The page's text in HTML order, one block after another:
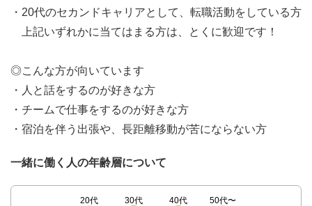
・20代のセカンドキャリアとして、転職活動をしている方
上記いずれかに当てはまる方は、とくに歓迎です！
◎こんな方が向いています
・人と話をするのが好きな方
・チームで仕事をするのが好きな方
・宿泊を伴う出張や、長距離移動が苦にならない方
一緒に働く人の年齢層について
20代 30代 40代 50代〜